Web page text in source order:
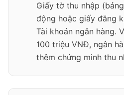
Giấy tờ thu nhập
động hoặc giấy đăng
Tài khoản ngân hàng.
100 triệu VNĐ, ngân
thêm chứng minh thu